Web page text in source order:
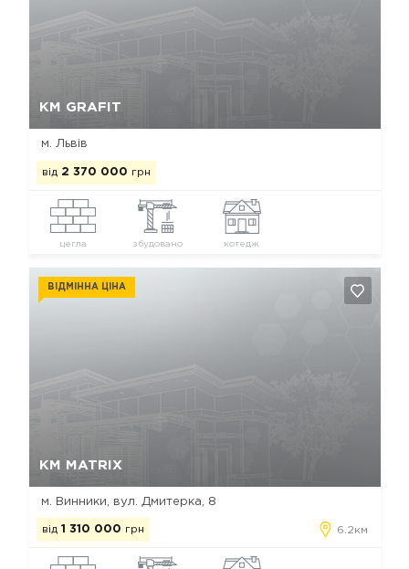
КМ GRAFIT
м. Львів
від 2 370 000 грн
цегла збудовано котедж
КМ MATRIX
ВІДМІННА ЦІНА
м. Винники, вул. Дмитерка, 8
від 1 310 000 грн 6.2км